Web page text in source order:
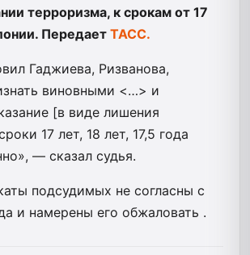
терроризма, к срокам от 17
Передает ТАСС.
Гаджиева, Ризванова,
виновными <…> и
[в виде лишения
17 лет, 18 лет, 17,5 года
— сказал судья.
подсудимых не согласны с
и намерены его обжаловать .